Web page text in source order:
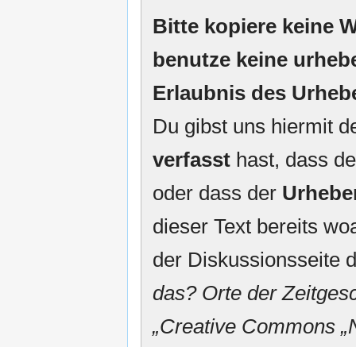
Bitte kopiere keine
benutze keine
Erlaubnis des
Du gibst uns hiermit
verfasst hast, dass
oder dass der
dieser Text bereits
der Diskussionsseite
das? Orte der
„Creative Commons